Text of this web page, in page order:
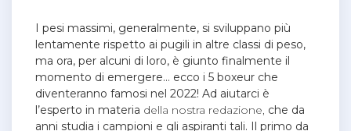
I pesi massimi, generalmente, si sviluppano più
lentamente rispetto ai pugili in altre classi di peso,
ma ora, per alcuni di loro, è giunto finalmente il
momento di emergere… ecco i 5 boxeur che
diventeranno famosi nel 2022! Ad aiutarci è
l’esperto in materia della nostra redazione, che da
anni studia i campioni e gli aspiranti tali. Il primo da